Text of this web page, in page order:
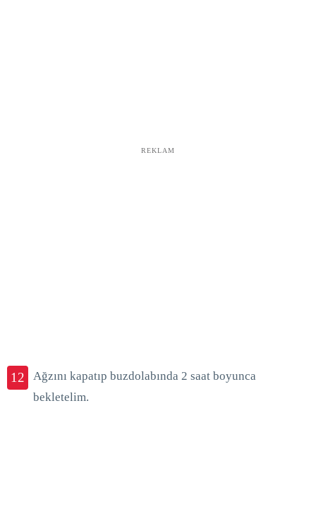
REKLAM
12
Ağzını kapatıp buzdolabında 2 saat boyunca
bekletelim.